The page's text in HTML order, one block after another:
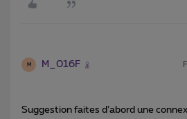
M M_016F
Suggestion faites d’abord une